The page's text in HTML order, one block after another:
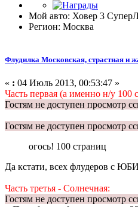
Мой авто: Ховер 3
Регион: Москва
Флудилка Московская, страстная
« : 04 Июль 2013, 00:53:47 »
Часть первая (а именно н/у 100
Гостям не доступен просмотр
Гостям не доступен просмотр
огось! 100 страниц
Да кстати, всех флудеров с
Часть третья - Солнечная:
Гостям не доступен просмотр